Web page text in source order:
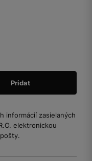
informácií zasielaných
elektronickou